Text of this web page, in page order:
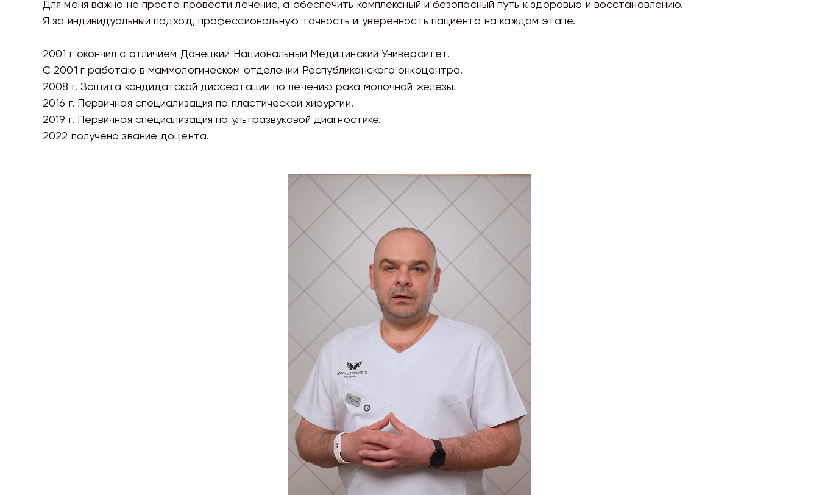
Для меня важно не просто провести лечение, а обеспечить комплексный и безопасный путь к здоровью и восстановлению.
Я за индивидуальный подход, профессиональную точность и уверенность пациента на каждом этапе.
2001 г окончил с отличием Донецкий Национальный Медицинский Университет.
С 2001 г работаю в маммологическом отделении Республиканского онкоцентра.
2008 г. Защита кандидатской диссертации по лечению рака молочной железы.
2016 г. Первичная специализация по пластической хирургии.
2019 г. Первичная специализация по ультразвуковой диагностике.
2022 получено звание доцента.